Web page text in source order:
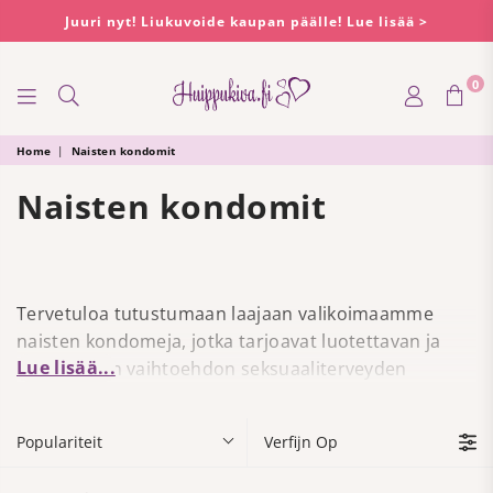
Juuri nyt! Liukuvoide kaupan päälle! Lue lisää >
HUIPPUKIVA
0
Home | Naisten kondomit
Naisten kondomit
Tervetuloa tutustumaan laajaan valikoimaamme
naisten kondomeja, jotka tarjoavat luotettavan ja
miellyttävän vaihtoehdon seksuaaliterveyden
erinomainen valinta suojaamaan sekä
Lue lisää...
Populariteit Verfijn Op